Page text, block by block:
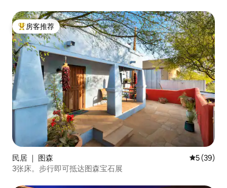
热门「房客推荐」
房客推荐
民居 ｜ 图森 平均评分
5 (39)
3张床。步行即可抵达图森宝石展